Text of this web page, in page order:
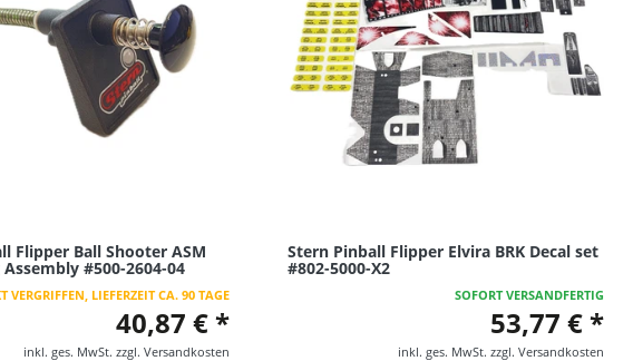
Flipper Ball Shooter ASM
Assembly #500-2604-04
VERGRIFFEN, LIEFERZEIT CA. 90 TAGE
40,87 € *
inkl. ges. MwSt. zzgl. Versandkosten
Stern Pinball Flipper Elvira BRK Decal set
#802-5000-X2
SOFORT VERSANDFERTIG
53,77 € *
inkl. ges. MwSt. zzgl. Versandkosten